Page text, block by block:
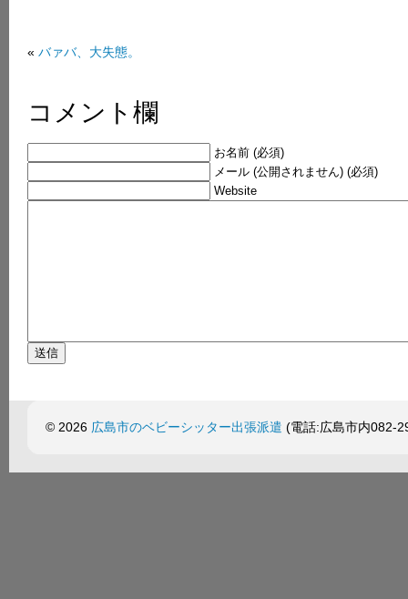
« バァバ、大失態。
コメント欄
お名前 (必須)
メール (公開されません) (必須)
Website
© 2026 広島市のベビーシッター出張派遣 (電話:広島市内082-